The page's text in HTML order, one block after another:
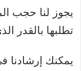
يجوز لنا حجب
تطلبها بالقدر
يمكنك إرشادنا